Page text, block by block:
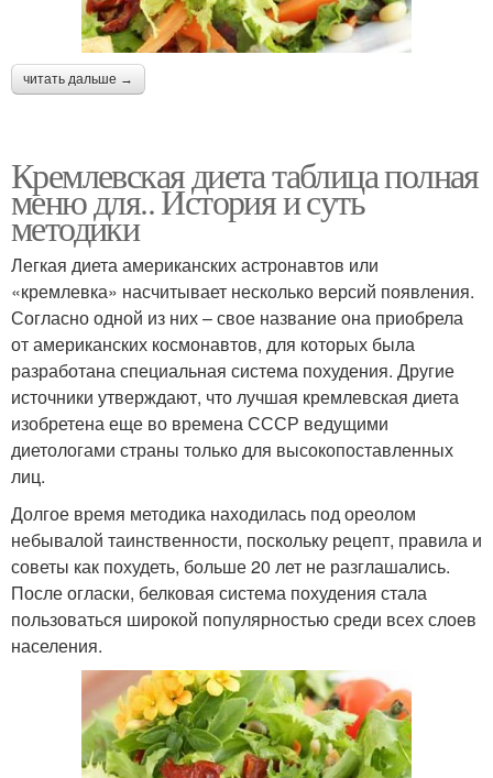
читать дальше →
Кремлевская диета таблица полная
меню для.. История и суть
методики
Легкая диета американских астронавтов или
«кремлевка» насчитывает несколько версий появления.
Согласно одной из них – свое название она приобрела
от американских космонавтов, для которых была
разработана специальная система похудения. Другие
источники утверждают, что лучшая кремлевская диета
изобретена еще во времена СССР ведущими
диетологами страны только для высокопоставленных
лиц.
Долгое время методика находилась под ореолом
небывалой таинственности, поскольку рецепт, правила и
советы как похудеть, больше 20 лет не разглашались.
После огласки, белковая система похудения стала
пользоваться широкой популярностью среди всех слоев
населения.